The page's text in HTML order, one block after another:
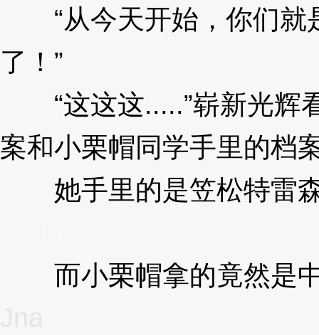
“从今天开始，你们就
了！”
“这这这.....”崭新光辉
案和小栗帽同学手里的档
她手里的是笠松特雷森
而小栗帽拿的竟然是中